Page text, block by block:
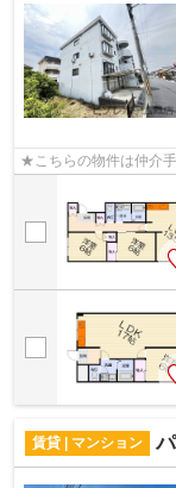
★こちらの物件は仲介
賃貸 | マンション